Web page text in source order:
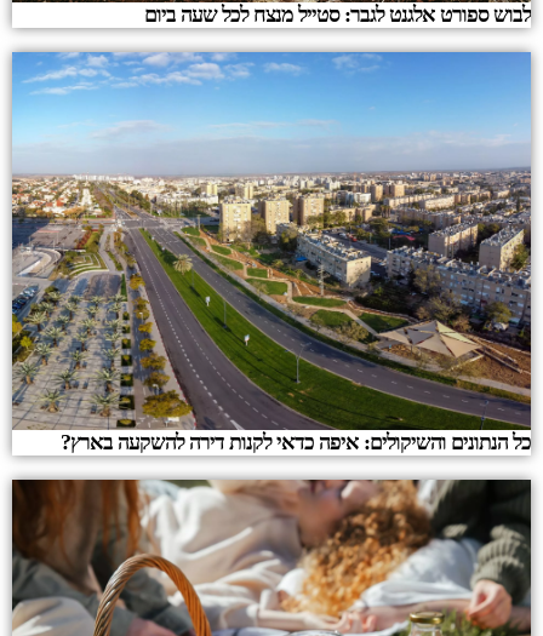
לבוש ספורט אלגנט לגבר: סטייל מנצח לכל שעה ביום
כל הנתונים והשיקולים: איפה כדאי לקנות דירה להשקעה בארץ?